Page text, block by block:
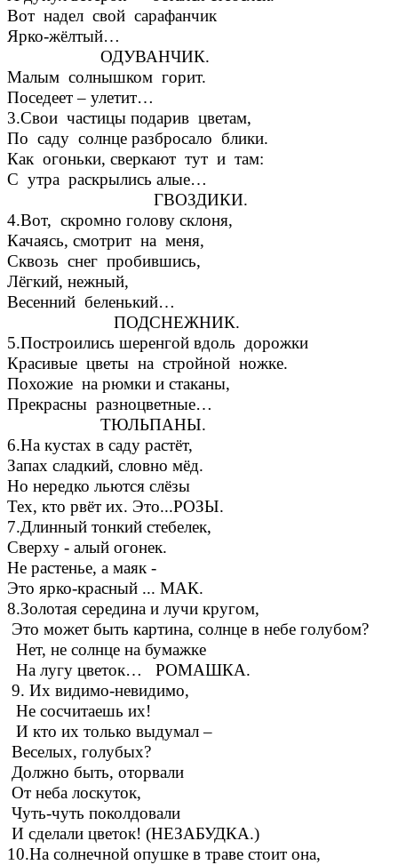
Вот надел свой сарафанчик
Ярко-жёлтый…
ОДУВАНЧИК.
Малым солнышком горит.
Поседеет – улетит…
3.Свои частицы подарив цветам,
По саду солнце разбросало блики.
Как огоньки, сверкают тут и там:
С утра раскрылись алые…
ГВОЗДИКИ.
4.Вот, скромно голову склоня,
Качаясь, смотрит на меня,
Сквозь снег пробившись,
Лёгкий, нежный,
Весенний беленький…
ПОДСНЕЖНИК.
5.Построились шеренгой вдоль дорожки
Красивые цветы на стройной ножке.
Похожие на рюмки и стаканы,
Прекрасны разноцветные…
ТЮЛЬПАНЫ.
6.На кустах в саду растёт,
Запах сладкий, словно мёд.
Но нередко льются слёзы
Тех, кто рвёт их. Это...РОЗЫ.
7.Длинный тонкий стебелек,
Сверху - алый огонек.
Не растенье, а маяк -
Это ярко-красный ... МАК.
8.Золотая середина и лучи кругом,
Это может быть картина, солнце в небе голубом?
Нет, не солнце на бумажке
На лугу цветок… РОМАШКА.
9. Их видимо-невидимо,
Не сосчитаешь их!
И кто их только выдумал –
Веселых, голубых?
Должно быть, оторвали
От неба лоскуток,
Чуть-чуть поколдовали
И сделали цветок! (НЕЗАБУДКА.)
10.На солнечной опушке в траве стоит она,